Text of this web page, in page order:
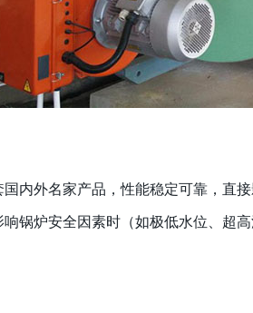
内外名家产品，性能稳定可靠，直
锅炉安全因素时（如极低水位、超